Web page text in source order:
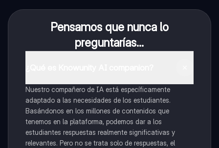
Pensamos que nunca lo
preguntarías...
Nuestro compañero de IA está específicamente
adaptado a las necesidades de los estudiantes.
Basándonos en los millones de contenidos que
tenemos en la plataforma, podemos dar a los
estudiantes respuestas realmente significativas y
relevantes. Pero no se trata solo de respuestas, el